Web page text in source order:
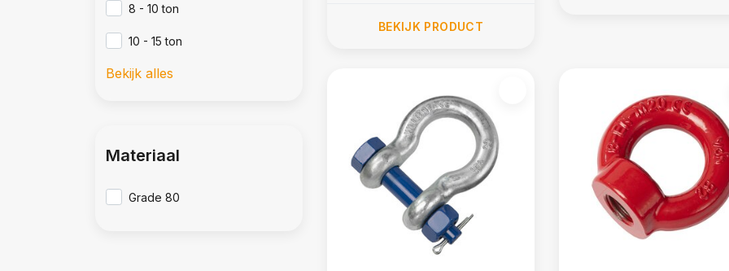
BEKIJK PRODUCT
8 - 10 ton
10 - 15 ton
Bekijk alles
Materiaal
Grade 80